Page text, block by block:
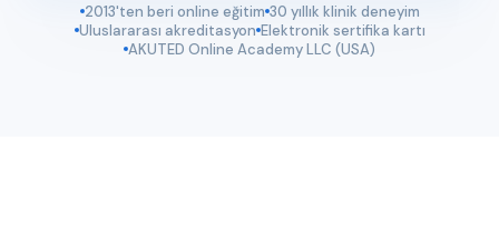
2013'ten beri online eğitim 30 yıllık klinik deneyim
Uluslararası akreditasyon Elektronik sertifika kartı
AKUTED Online Academy LLC (USA)